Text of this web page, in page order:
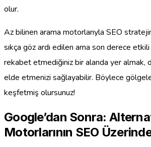
olur.
Az bilinen arama motorlarıyla SEO
sıkça göz ardı edilen ama son derece
rekabet etmediğiniz bir alanda yer almak,
elde etmenizi sağlayabilir. Böylece
keşfetmiş olursunuz!
Google’dan Sonra:
Motorlarının SEO